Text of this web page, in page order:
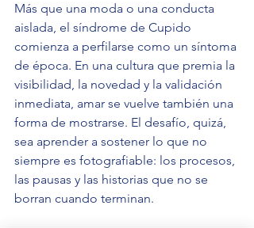
Más que una moda o una conducta
aislada, el síndrome de Cupido
comienza a perfilarse como un síntoma
de época. En una cultura que premia la
visibilidad, la novedad y la validación
inmediata, amar se vuelve también una
forma de mostrarse. El desafío, quizá,
sea aprender a sostener lo que no
siempre es fotografiable: los procesos,
las pausas y las historias que no se
borran cuando terminan.